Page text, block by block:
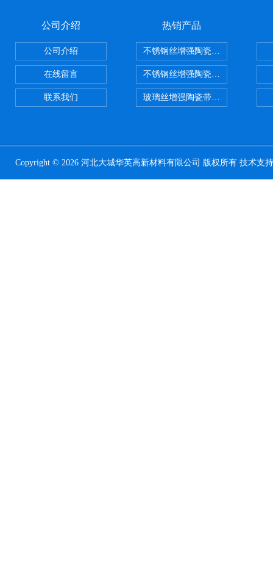
公司介绍
公司介绍
在线留言
联系我们
热销产品
不锈钢丝增强陶瓷纤维布，陶瓷布
不锈钢丝增强陶瓷纤维布应用范围
玻璃丝增强陶瓷带，硅酸铝纤维
Copyright © 2026 河北大城华英高新材料有限公司 版权所有 技术支